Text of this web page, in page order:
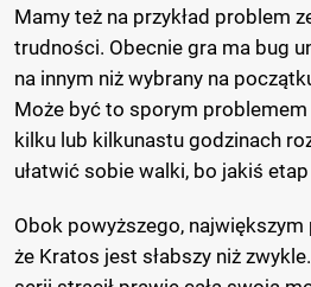
Mamy też na przykład problem
trudności. Obecnie gra ma bug
na innym niż wybrany na
Może być to sporym
kilku lub kilkunastu godzinach
ułatwić sobie walki, bo jakiś
Obok powyższego,
że Kratos jest słabszy niż